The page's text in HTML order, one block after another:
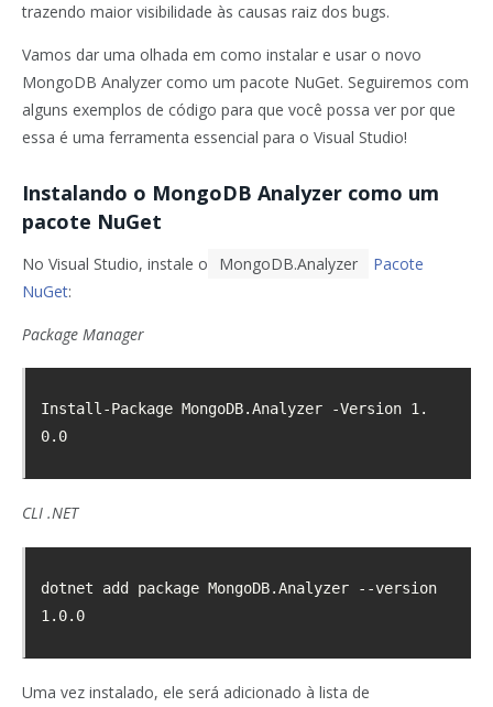
trazendo maior visibilidade às causas raiz dos bugs.
Vamos dar uma olhada em como instalar e usar o novo
MongoDB Analyzer como um pacote NuGet. Seguiremos com
alguns exemplos de código para que você possa ver por que
essa é uma ferramenta essencial para o Visual Studio!
Instalando o MongoDB Analyzer como um
pacote NuGet
No Visual Studio, instale o MongoDB.Analyzer
Pacote
NuGet:
Package Manager
Install-Package MongoDB.Analyzer -Version 1.
0.0
CLI .NET
dotnet add package MongoDB.Analyzer --version
1.0.0
Uma vez instalado, ele será adicionado à lista de